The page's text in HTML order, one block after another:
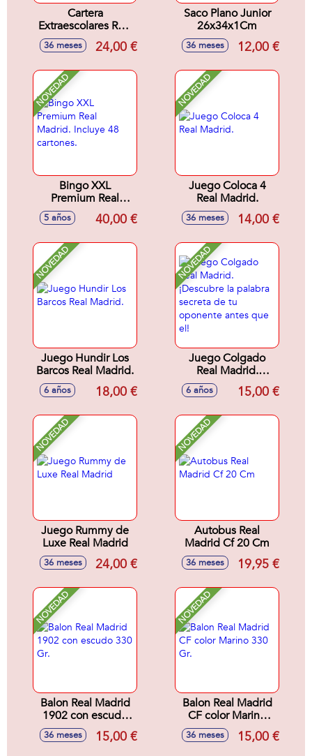
Cartera
Extraescolares Real
Madrid 2ª
Equipacion 25/26
36 meses 24,00 €
Saco Plano Junior
26x34x1Cm
36 meses 12,00 €
NOVEDAD
Bingo XXL
Premium Real
Madrid. Incluye 48
cartones.
5 años 40,00 €
NOVEDAD
Juego Coloca 4
Real Madrid.
36 meses 14,00 €
NOVEDAD
Juego Hundir Los
Barcos Real Madrid.
6 años 18,00 €
NOVEDAD
Juego Colgado
Real Madrid.
¡Descubre la
palabra secreta de
que el!
6 años 15,00 €
NOVEDAD
Juego Rummy de
Luxe Real Madrid
36 meses 24,00 €
NOVEDAD
Autobus Real
Madrid Cf 20 Cm
36 meses 19,95 €
NOVEDAD
Balon Real Madrid
1902 con escudo
330 Gr.
36 meses 15,00 €
NOVEDAD
Balon Real Madrid
CF color Marino
330 Gr.
36 meses 15,00 €